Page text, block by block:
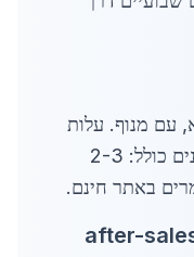
סבא, עם מנוף. עלות
הובלה 1,200 ש"ח לטון. לוח זמנים כולל: 2-3
באתר חינם.